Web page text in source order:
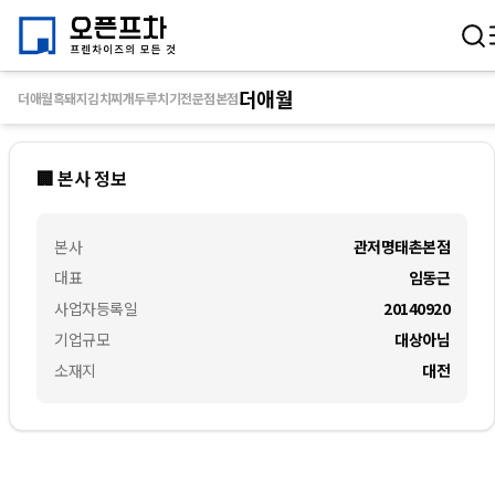
🏢 본사 정보
본사
대표
사업자등록일
기업규모
소재지
관저명태촌본점
임동근
20140920
대상아님
대전
더애월흑돼지김치찌개두루치기전문점본점더애월